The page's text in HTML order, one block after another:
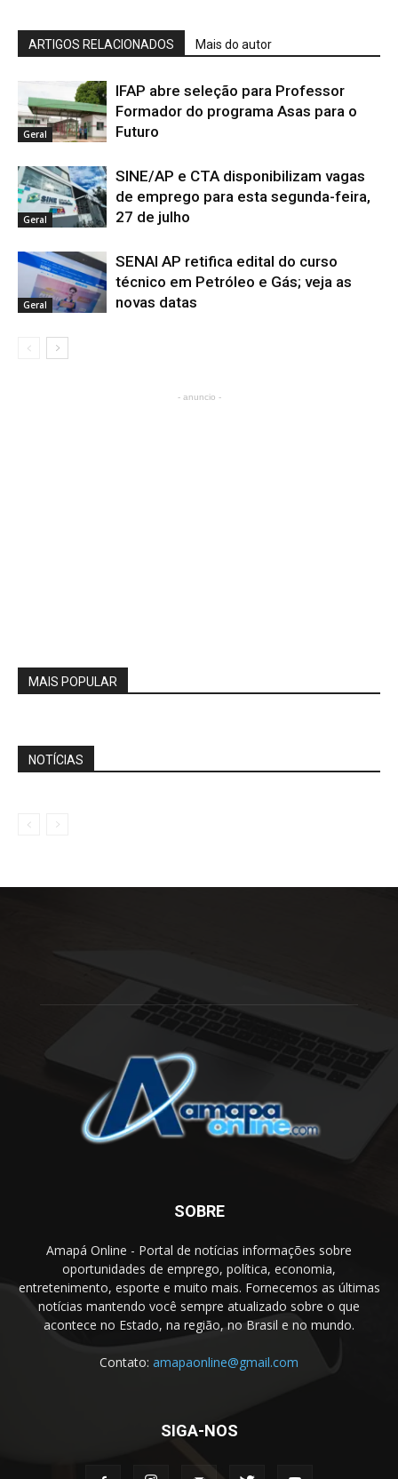
ARTIGOS RELACIONADOS Mais do autor
Geral
IFAP abre seleção para Professor
Formador do programa Asas para o
Futuro
Geral
SINE/AP e CTA disponibilizam vagas
de emprego para esta segunda-feira,
27 de julho
Geral
SENAI AP retifica edital do curso
técnico em Petróleo e Gás; veja as
novas datas
- anuncio -
MAIS POPULAR
NOTÍCIAS
SOBRE
Amapá Online - Portal de notícias informações sobre
oportunidades de emprego, política, economia,
entretenimento, esporte e muito mais. Fornecemos as últimas
notícias mantendo você sempre atualizado sobre o que
acontece no Estado, na região, no Brasil e no mundo.
Contato: amapaonline@gmail.com
SIGA-NOS